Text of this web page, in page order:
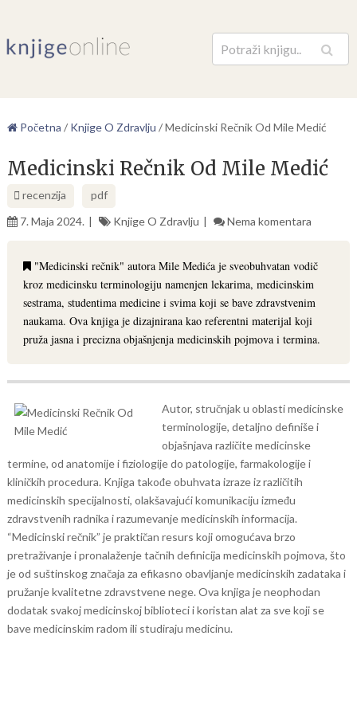
Pretraga
Početna / Knjige O Zdravlju /Medicinski Rečnik Od Mile Medić
Medicinski Rečnik Od Mile Medić
recenzija
pdf
7. Maja 2024.
Knjige O Zdravlju Nema komentara
"Medicinski rečnik" autora Mile Medića je sveobuhvatan vodič
kroz medicinsku terminologiju namenjen lekarima, medicinskim
sestrama, studentima medicine i svima koji se bave zdravstvenim
naukama. Ova knjiga je dizajnirana kao referentni materijal koji
pruža jasna i precizna objašnjenja medicinskih pojmova i termina.
Autor, stručnjak u oblasti medicinske
terminologije, detaljno definiše i
objašnjava različite medicinske
termine, od anatomije i fiziologije do patologije, farmakologije i
kliničkih procedura. Knjiga takođe obuhvata izraze iz različitih
medicinskih specijalnosti, olakšavajući komunikaciju između
zdravstvenih radnika i razumevanje medicinskih informacija.
“Medicinski rečnik” je praktičan resurs koji omogućava brzo
pretraživanje i pronalaženje tačnih definicija medicinskih pojmova, što
je od suštinskog značaja za efikasno obavljanje medicinskih zadataka i
pružanje kvalitetne zdravstvene nege. Ova knjiga je neophodan
dodatak svakoj medicinskoj biblioteci i koristan alat za sve koji se
bave medicinskim radom ili studiraju medicinu.